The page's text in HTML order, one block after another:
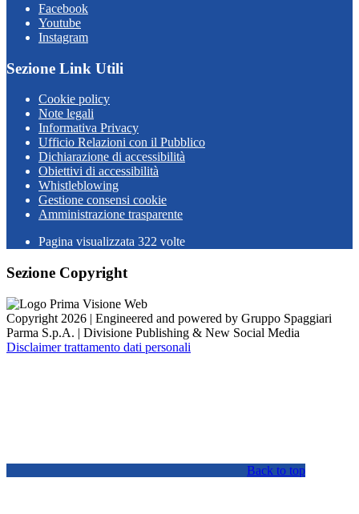
Facebook
Youtube
Instagram
Sezione Link Utili
Cookie policy
Note legali
Informativa Privacy
Ufficio Relazioni con il Pubblico
Dichiarazione di accessibilità
Obiettivi di accessibilità
Whistleblowing
Gestione consensi cookie
Amministrazione trasparente
Pagina visualizzata 322 volte
Sezione Copyright
Copyright 2026 | Engineered and powered by Gruppo Spaggiari
Parma S.p.A. | Divisione Publishing & New Social Media
Disclaimer trattamento dati personali
Back to top